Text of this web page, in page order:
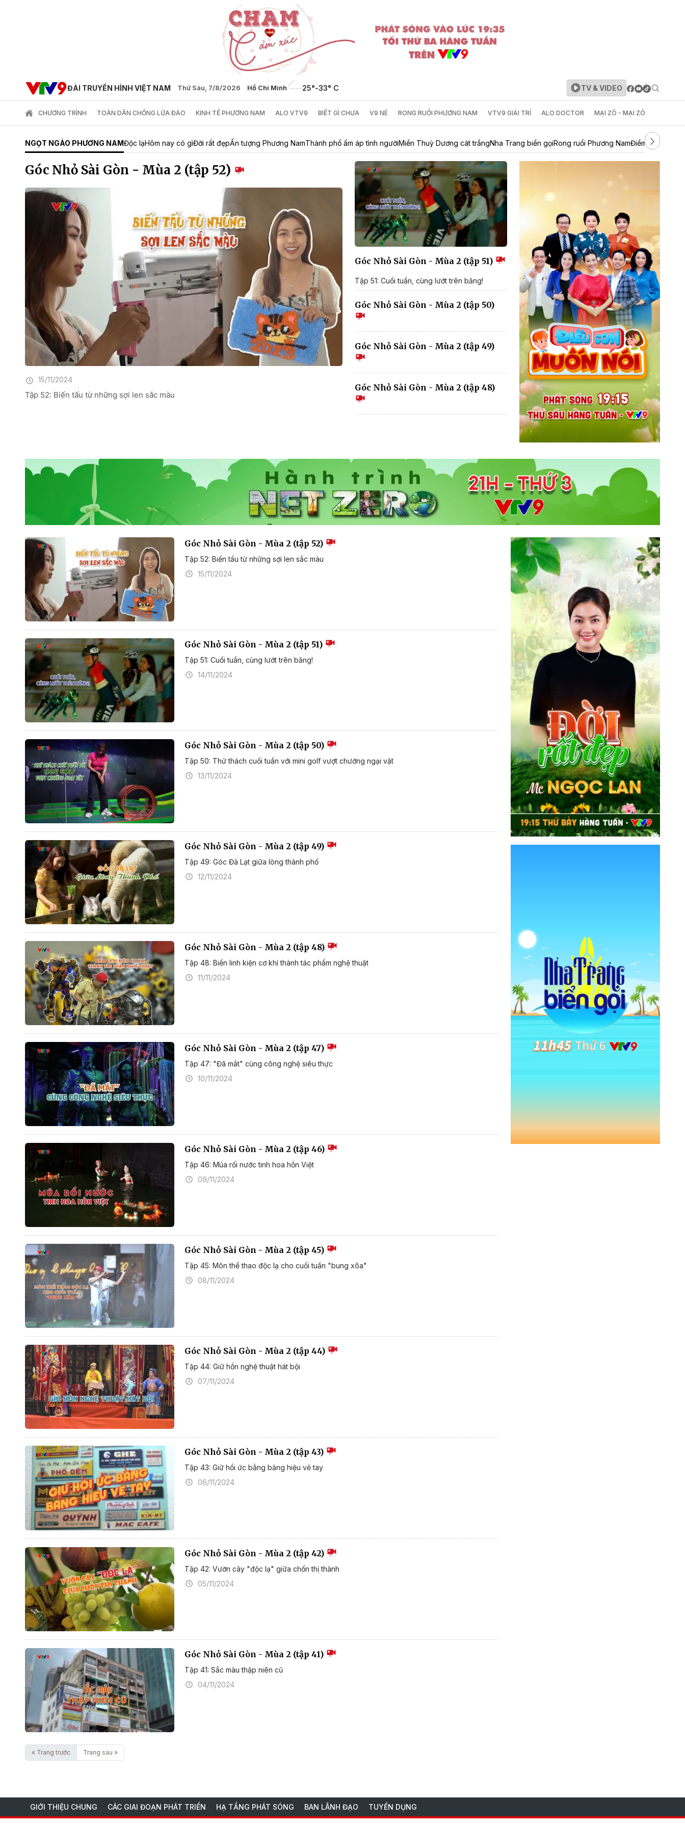
ĐÀI TRUYỀN HÌNH VIỆT NAM Thứ Sáu, 7/8/2026 Hồ Chí Minh 25°-33° C TV & VIDEO
CHƯƠNG TRÌNH TOÀN DÂN CHỐNG LỪA ĐẢO KINH TẾ PHƯƠNG NAM ALO VTV9 BIẾT GÌ CHƯA V9 NÈ RONG RUỔI PHƯƠNG NAM VTV9 GIẢI TRÍ ALO DOCTOR MẠI ZÔ - MẠI ZÔ
NGỌT NGÀO PHƯƠNG NAMĐộc lạHôm nay có gìĐời rất đẹpẤn tượng Phương NamThành phố ấm áp tình ngườiMiền Thuỳ Dương cát trắngNha Trang biển gọiRong ruổi Phương NamĐiểm đến cuối
Góc Nhỏ Sài Gòn - Mùa 2 (tập 52)
15/11/2024
Tập 52: Biến tấu từ những sợi len sắc màu
Góc Nhỏ Sài Gòn - Mùa 2 (tập 51)
Tập 51: Cuối tuần, cùng lướt trên băng!
Góc Nhỏ Sài Gòn - Mùa 2 (tập 50)
Góc Nhỏ Sài Gòn - Mùa 2 (tập 49)
Góc Nhỏ Sài Gòn - Mùa 2 (tập 48)
Góc Nhỏ Sài Gòn - Mùa 2 (tập 52)
Tập 52: Biến tấu từ những sợi len sắc màu
15/11/2024
Góc Nhỏ Sài Gòn - Mùa 2 (tập 51)
Tập 51: Cuối tuần, cùng lướt trên băng!
14/11/2024
Góc Nhỏ Sài Gòn - Mùa 2 (tập 50)
Tập 50: Thử thách cuối tuần với mini golf vượt chướng ngại vật
13/11/2024
Góc Nhỏ Sài Gòn - Mùa 2 (tập 49)
Tập 49: Góc Đà Lạt giữa lòng thành phố
12/11/2024
Góc Nhỏ Sài Gòn - Mùa 2 (tập 48)
Tập 48: Biến linh kiện cơ khí thành tác phẩm nghệ thuật
11/11/2024
Góc Nhỏ Sài Gòn - Mùa 2 (tập 47)
Tập 47: "Đã mắt" cùng công nghệ siêu thực
10/11/2024
Góc Nhỏ Sài Gòn - Mùa 2 (tập 46)
Tập 46: Múa rối nước tinh hoa hồn Việt
09/11/2024
Góc Nhỏ Sài Gòn - Mùa 2 (tập 45)
Tập 45: Môn thể thao độc lạ cho cuối tuần "bung xõa"
08/11/2024
Góc Nhỏ Sài Gòn - Mùa 2 (tập 44)
Tập 44: Giữ hồn nghệ thuật hát bội
07/11/2024
Góc Nhỏ Sài Gòn - Mùa 2 (tập 43)
Tập 43: Giữ hồi ức bằng bảng hiệu vẽ tay
06/11/2024
Góc Nhỏ Sài Gòn - Mùa 2 (tập 42)
Tập 42: Vườn cây "độc lạ" giữa chốn thị thành
05/11/2024
Góc Nhỏ Sài Gòn - Mùa 2 (tập 41)
Tập 41: Sắc màu thập niên cũ
04/11/2024
« Trang trước Trang sau »
GIỚI THIỆU CHUNG CÁC GIAI ĐOẠN PHÁT TRIỂN HẠ TẦNG PHÁT SÓNG BAN LÃNH ĐẠO TUYỂN DỤNG